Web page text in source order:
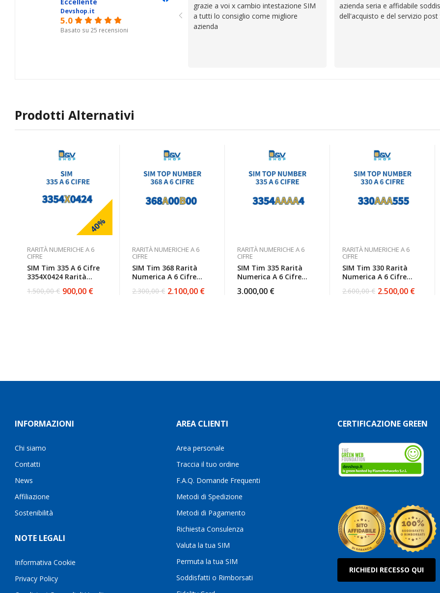
Devshop.it
5.0
Basato su 25 recensioni
grazie a voi x cambio intestazione SIM
a tutti lo consiglio come migliore
azienda
azienda seria e affidabile
dell'acquisto e del servizio post
Prodotti Alternativi
40%
RARITÀ NUMERICHE A 6
CIFRE
SIM Tim 335 A 6 Cifre
3354X0424 Rarità
1.500,00€
Il 900,00 €
Il
RARITÀ NUMERICHE A 6
CIFRE
SIM Tim 368 Rarità
Numerica A 6 Cifre
Number
2.300,00€
Il 2.100,00 €
Il
RARITÀ NUMERICHE A 6
CIFRE
SIM Tim 335 Rarità
Numerica A 6 Cifre
Number
3.000,00 €
RARITÀ NUMERICHE A 6
CIFRE
SIM Tim 330 Rarità
Numerica A 6 Cifre
Number
2.600,00€
Il 2.500,00 €
Il
INFORMAZIONI
Chi siamo
Contatti
News
Affiliazione
Sostenibilità
NOTE LEGALI
Informativa Cookie
Privacy Policy
AREA CLIENTI
Area personale
Traccia il tuo ordine
F.A.Q. Domande Frequenti
Metodi di Spedizione
Metodi di Pagamento
Richiesta Consulenza
Valuta la tua SIM
Permuta la tua SIM
Soddisfatti o Rimborsati
CERTIFICAZIONE GREEN
RICHIEDI RECESSO QUI